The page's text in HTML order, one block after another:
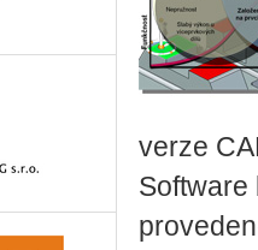
verze
Software